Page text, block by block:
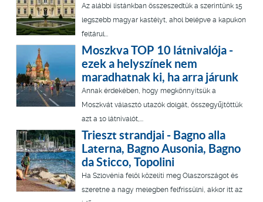
Az alábbi listánkban összeszedtük a szerintünk 15
legszebb magyar kastélyt, ahol belépve a kapukon
feltárul...
Moszkva TOP 10 látnivalója -
ezek a helyszínek nem
maradhatnak ki, ha arra járunk
Annak érdekében, hogy megkönnyítsük a
Moszkvát választó utazók dolgát, összegyűjtöttük
azt a 10 látnivalót,...
Trieszt strandjai - Bagno alla
Laterna, Bagno Ausonia, Bagno
da Sticco, Topolini
Ha Szlovénia felöl közelíti meg Olaszországot és
szeretne a nagy melegben felfrissülni, akkor itt az